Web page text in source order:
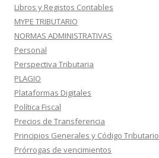
Libros y Registos Contables
MYPE TRIBUTARIO
NORMAS ADMINISTRATIVAS
Personal
Perspectiva Tributaria
PLAGIO
Plataformas Digitales
Política Fiscal
Precios de Transferencia
Principios Generales y Código Tributario
Prórrogas de vencimientos